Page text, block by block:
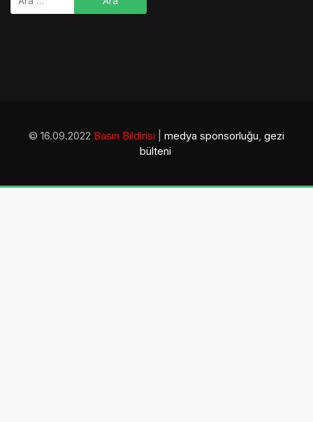
© 16.09.2022 Basın Bildirisi medya sponsorluğu, gezi
bülteni